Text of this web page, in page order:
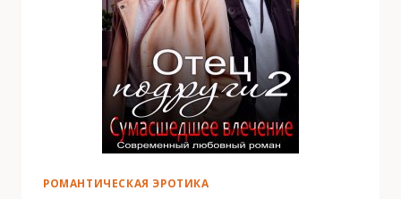
РОМАНТИЧЕСКАЯ ЭРОТИКА